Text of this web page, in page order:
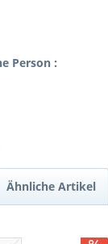
Person :
Ähnliche Artikel